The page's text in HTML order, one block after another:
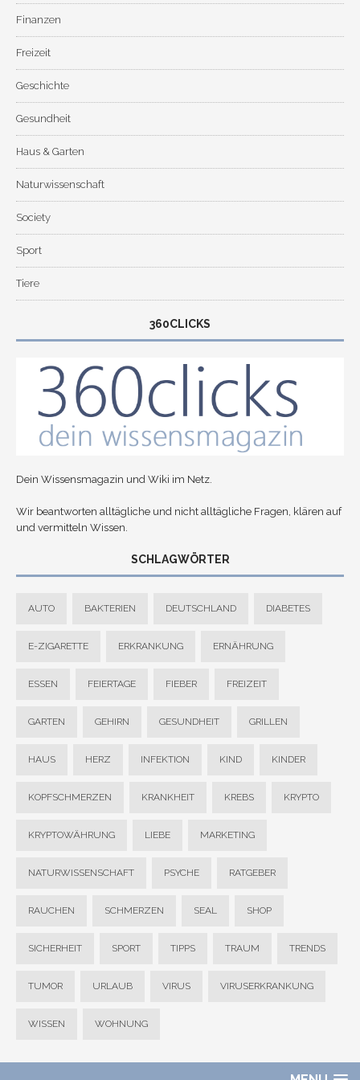
Finanzen
Freizeit
Geschichte
Gesundheit
Haus & Garten
Naturwissenschaft
Society
Sport
Tiere
360CLICKS
Dein Wissensmagazin und Wiki im Netz.
Wir beantworten alltägliche und nicht alltägliche Fragen, klären auf
und vermitteln Wissen.
SCHLAGWÖRTER
AUTO BAKTERIEN DEUTSCHLAND DIABETES
E-ZIGARETTE ERKRANKUNG ERNÄHRUNG
ESSEN FEIERTAGE FIEBER FREIZEIT
GARTEN GEHIRN GESUNDHEIT GRILLEN
HAUS HERZ INFEKTION KIND KINDER
KOPFSCHMERZEN KRANKHEIT KREBS KRYPTO
KRYPTOWÄHRUNG LIEBE MARKETING
NATURWISSENSCHAFT PSYCHE RATGEBER
RAUCHEN SCHMERZEN SEAL SHOP
SICHERHEIT SPORT TIPPS TRAUM TRENDS
TUMOR URLAUB VIRUS VIRUSERKRANKUNG
WISSEN WOHNUNG